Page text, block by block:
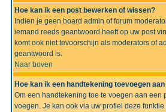
Hoe kan ik een post bewerken of wissen?
Indien je geen board admin of forum
iemand reeds geantwoord heeft op uw post
komt ook niet tevoorschijn als moderators of
geantwoord is.
Naar boven
Hoe kan ik een handtekening toevoegen
Om een handtekening toe te voegen aan een
voegen. Je kan ook via uw profiel deze